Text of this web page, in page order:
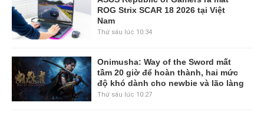
ROG Strix SCAR 18 2026 tại Việt
Nam
Thứ sáu lúc 10:34
Onimusha: Way of the Sword mất
tầm 20 giờ để hoàn thành, hai mức
độ khó dành cho newbie và lão làng
Thứ sáu lúc 10:27